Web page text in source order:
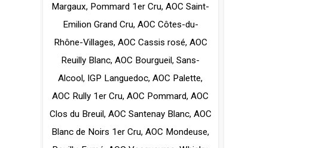
Margaux, Pommard 1er Cru,AOC Saint-
Emilion Grand Cru, AOC Côtes-du-
Rhône-Villages, AOC Cassis rosé, AOC
Reuilly Blanc,AOC Bourgueil,Sans-
Alcool, IGP Languedoc,AOC Palette,
AOC Rully 1er Cru,AOC Pommard,AOC
Clos du Breuil, AOC Santenay Blanc, AOC
Blanc de Noirs 1er Cru,AOC Mondeuse,